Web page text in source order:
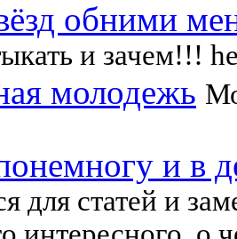
обними
и зачем!!!
молодежь
и в
для статей и